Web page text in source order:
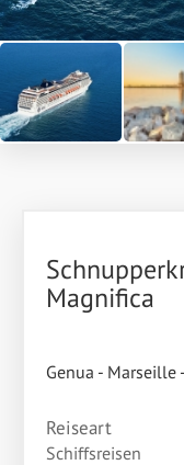
Magnifica
Genua - Marseille
Reiseart
Schiffsreisen